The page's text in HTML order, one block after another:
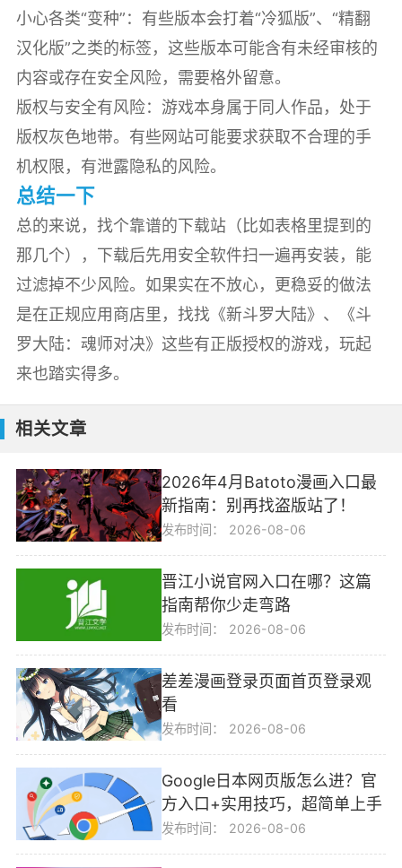
小心各类“变种”：有些版本会打着“冷狐版”、“精翻
汉化版”之类的标签，这些版本可能含有未经审核的
内容或存在安全风险，需要格外留意。
版权与安全有风险：游戏本身属于同人作品，处于
版权灰色地带。有些网站可能要求获取不合理的手
机权限，有泄露隐私的风险。
总结一下
总的来说，找个靠谱的下载站（比如表格里提到的
那几个），下载后先用安全软件扫一遍再安装，能
过滤掉不少风险。如果实在不放心，更稳妥的做法
是在正规应用商店里，找找《新斗罗大陆》、《斗
罗大陆：魂师对决》这些有正版授权的游戏，玩起
来也踏实得多。
相关文章
2026年4月Batoto漫画入口最
新指南：别再找盗版站了！
发布时间： 2026-08-06
晋江小说官网入口在哪？这篇
指南帮你少走弯路
发布时间： 2026-08-06
差差漫画登录页面首页登录观
看
发布时间： 2026-08-06
Google日本网页版怎么进？官
方入口+实用技巧，超简单上手
发布时间： 2026-08-06